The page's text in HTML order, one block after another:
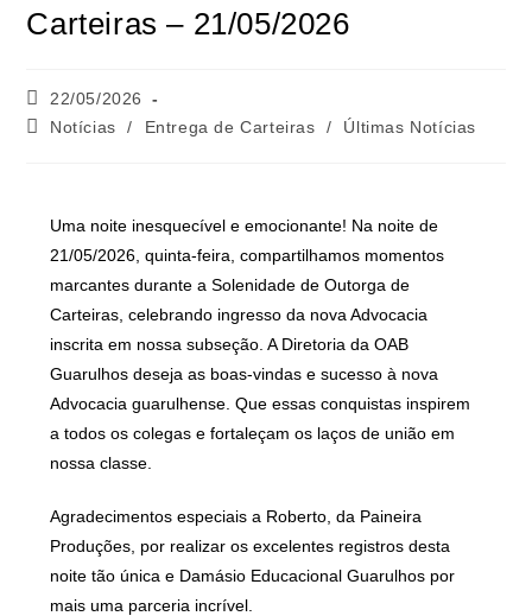
Carteiras – 21/05/2026
22/05/2026
Notícias
/ Entrega de Carteiras / Últimas Notícias
Uma noite inesquecível e emocionante! Na noite de
21/05/2026, quinta-feira, compartilhamos momentos
marcantes durante a Solenidade de Outorga de
Carteiras, celebrando ingresso da nova Advocacia
inscrita em nossa subseção. A Diretoria da OAB
Guarulhos deseja as boas-vindas e sucesso à nova
Advocacia guarulhense. Que essas conquistas inspirem
a todos os colegas e fortaleçam os laços de união em
nossa classe.
Agradecimentos especiais a Roberto, da Paineira
Produções, por realizar os excelentes registros desta
noite tão única e Damásio Educacional Guarulhos por
mais uma parceria incrível.